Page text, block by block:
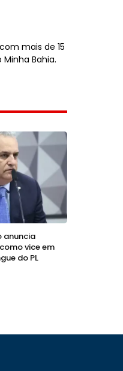
mais de 15
Bahia.
anuncia
vice em
do PL